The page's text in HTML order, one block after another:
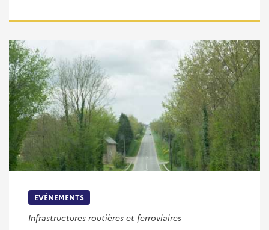
EVÉNEMENTS
Infrastructures routières et ferroviaires